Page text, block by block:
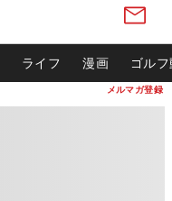
メルマガ登録
ライフ 漫画 ゴル